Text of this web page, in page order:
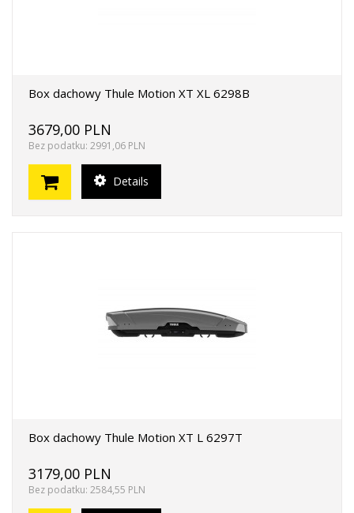
Box dachowy Thule Motion XT XL 6298B
3679,00 PLN
Bez podatku: 2991,06 PLN
Details
Box dachowy Thule Motion XT L 6297T
3179,00 PLN
Bez podatku: 2584,55 PLN